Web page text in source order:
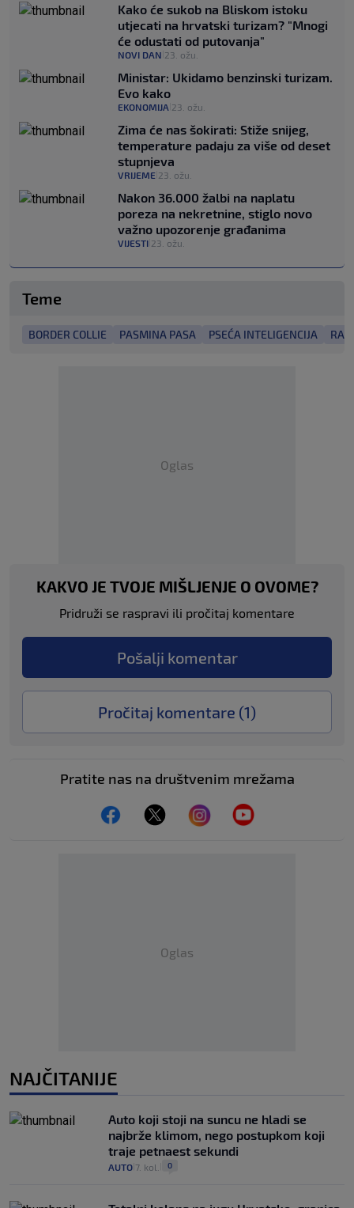
Kako će sukob na Bliskom istoku
utjecati na hrvatski turizam? "Mnogi
će odustati od putovanja"
NOVI DAN 23. ožu.
Ministar: Ukidamo benzinski turizam.
Evo kako
EKONOMIJA 23. ožu.
Zima će nas šokirati: Stiže snijeg,
temperature padaju za više od deset
stupnjeva
VRIJEME 23. ožu.
Nakon 36.000 žalbi na naplatu
poreza na nekretnine, stiglo novo
važno upozorenje građanima
VIJESTI 23. ožu.
Teme
BORDER COLLIE PASMINA PASA PSEĆA INTELIGENCIJA
Oglas
KAKVO JE TVOJE MIŠLJENJE O OVOME?
Pridruži se raspravi ili pročitaj komentare
Pošalji komentar
Pročitaj komentare (1)
Pratite nas na društvenim mrežama
Oglas
NAJČITANIJE
Auto koji stoji na suncu ne hladi se
najbrže klimom, nego postupkom koji
traje petnaest sekundi
AUTO 7. kol. 0